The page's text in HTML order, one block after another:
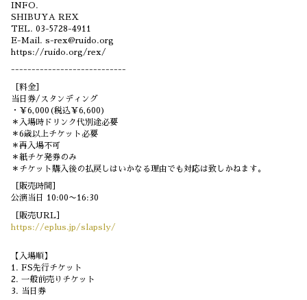
INFO.
SHIBUYA REX
TEL. 03-5728-4911
E-Mail. s-rex@ruido.org
https://ruido.org/rex/
----------------------------
［料金］
当日券/スタンディング
・￥6,000(税込￥6,600)
＊入場時ドリンク代別途必要
＊6歳以上チケット必要
＊再入場不可
＊紙チケ発券のみ
＊チケット購入後の払戻しはいかなる理由でも対応は致しかねます。
［販売時間］
公演当日 10:00〜16:30
［販売URL］
https://eplus.jp/slapsly/
【入場順】
1. FS先行チケット
2. 一般前売りチケット
3. 当日券